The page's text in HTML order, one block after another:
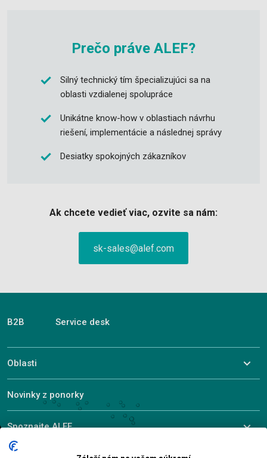
Prečo práve ALEF?
Silný technický tím špecializujúci sa na
oblasti vzdialenej spolupráce
Unikátne know-how v oblastiach návrhu
riešení, implementácie a následnej správy
Desiatky spokojných zákazníkov
Ak chcete vedieť viac, ozvite sa nám:
sk-sales@alef.com
B2B Service desk
Oblasti
Novinky z ponorky
Spoznajte ALEF